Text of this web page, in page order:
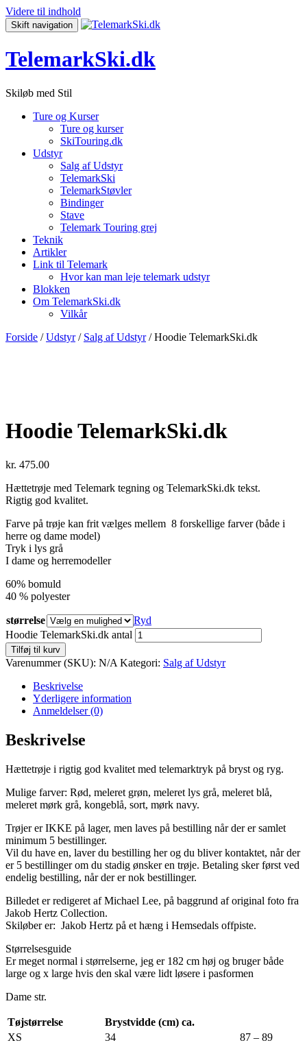
Videre til indhold
Skift navigation
TelemarkSki.dk
Skiløb med Stil
Ture og Kurser
Ture og kurser
SkiTouring.dk
Udstyr
Salg af Udstyr
TelemarkSki
TelemarkStøvler
Bindinger
Stave
Telemark Touring grej
Teknik
Artikler
Link til Telemark
Hvor kan man leje telemark udstyr
Blokken
Om TelemarkSki.dk
Vilkår
Forside /Udstyr/ Salg af Udstyr/ Hoodie TelemarkSki.dk
Hoodie TelemarkSki.dk
kr. 475.00
Hættetrøje med Telemark tegning og TelemarkSki.dk tekst.
Rigtig god kvalitet.
Farve på trøje kan frit vælges mellem 8 forskellige farver (både i
herre og dame model)
Tryk i lys grå
I dame og herremodeller
60% bomuld
40 % polyester
størrelse
Ryd
Hoodie TelemarkSki.dk antal
Tilføj til kurv
Varenummer (SKU): N/A Kategori: Salg af Udstyr
Beskrivelse
Yderligere information
Anmeldelser (0)
Beskrivelse
Hættetrøje i rigtig god kvalitet med telemarktryk på bryst og ryg.
Mulige farver: Rød, meleret grøn, meleret lys grå, meleret blå,
meleret mørk grå, kongeblå, sort, mørk navy.
Trøjer er IKKE på lager, men laves på bestilling når der er samlet
minimum 5 bestillinger.
Vil du have en, laver du bestilling her og du bliver kontaktet, når der
er 5 bestillinger om du stadig ønsker en trøje. Betaling sker først ved
endelig bestilling, når der er nok bestillinger.
Billedet er redigeret af Michael Lee, på baggrund af original foto fra
Jakob Hertz Collection.
Skiløber er: Jakob Hertz på et hæng i Hemsedals offpiste.
Størrelsesguide
Er meget normal i størrelserne, jeg er 182 cm høj og bruger både
large og x large hvis den skal være lidt løsere i pasformen
Dame str.
Tøjstørrelse
Brystvidde (cm) ca.
XS
34
87 – 89